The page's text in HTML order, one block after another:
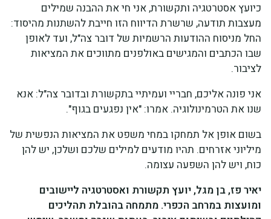
כיועץ אסטרטגיה ותקשורת, אני חי את ההבנה שמילים
מעצבות תודעה, שרשרת הדיווח הזו חייבת להשתנות מהיסוד:
החל מניסוח ההודעות הרשמיות של דובר צה"ל, ועד לאופן
שבו הכתבים והמגישים באולפנים מתווכים את המציאות
לציבור.
אני פונה אליכם, חבריי ועמיתיי בתקשורת ובדובר צה"ל: אנא
שנו את הטרמינולוגיה. אמרו: "אין נפגעים בגוף".
בשום אופן אל תמחקו במחי משפט את המציאות הנפשית של
מיליוני אזרחים. תהיו מודעים למילים שלכם ושלכן, יש להן
כוח, ויש להן השפעה עצומה.
יאיר פז, בן מגל, יועץ תקשורת ואסטרטגיה ליישובים
ומועצות במרחב הכפרי. מתמחה בהובלת תהליכים